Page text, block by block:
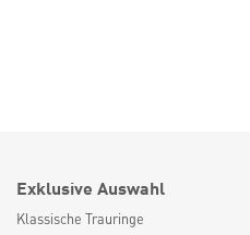
Exklusive Auswahl
Klassische Trauringe